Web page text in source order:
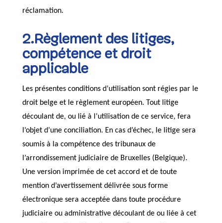
réclamation.
2.Règlement des litiges,
compétence et droit
applicable
Les présentes conditions d’utilisation sont régies par le
droit belge et le règlement européen. Tout litige
découlant de, ou lié à l’utilisation de ce service, fera
l’objet d’une conciliation. En cas d’échec, le litige sera
soumis à la compétence des tribunaux de
l’arrondissement judiciaire de Bruxelles (Belgique).
Une version imprimée de cet accord et de toute
mention d’avertissement délivrée sous forme
électronique sera acceptée dans toute procédure
judiciaire ou administrative découlant de ou liée à cet